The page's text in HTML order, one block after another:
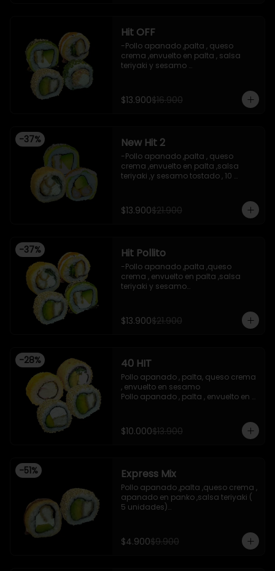
-Palta , cebollin , envuelto en nori
(hosomaki)
-Queso crema , cebollin , envuelto
en nori (hosomaki)
-INCLUYE 2 salsas de soya ,2 salsas
Hit OFF
-Pollo apanado ,palta , queso
crema ,envuelto en palta , salsa
teriyaki y sesamo
-Pasta de surimi ,  queso crema ,
envuelto en cibulett
-Incluye 2 salsa de soya , 1 salsa
teriyaki .
-Imagen referencial .
$13.900$16.900
-37% New Hit 2
-Pollo apanado ,palta , queso
crema ,envuelto en palta ,salsa
teriyaki ,y sesamo tostado , 10
,envuelto en palta ,salsa
acevichada ,y chichimi , 10 piezas
$13.900$21.900
-37% Hit Pollito
-Pollo apanado ,palta ,queso
crema , envuelto en palta ,salsa
teriyaki y sesamo
-Pollo apanado , cebollin , apanado
en panko , salsa umami , salsa
-incluye 2 salsas de soya , 1 salsa
teriyaki , 1wasabi , 1 gengibre , 3
palitos .
-Imagen referencial .
$13.900$21.900
-28% 40 HIT
Pollo apanado , palta, queso crema
, envuelto en sesamo
Pollo apanado , palta , envuelto en
apanado en panko
Kanikama , queso crema ,
$10.000$13.900
-51% Express Mix
Pollo apanado ,palta ,queso crema ,
apanado en panko ,salsa teriyaki (
5 unidades)
incluye 1 salsa de soya de 15 ml
$4.900$9.900